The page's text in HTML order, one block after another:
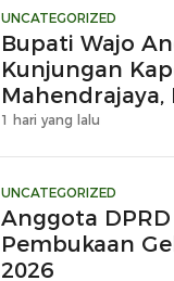
UNCATEGORIZED
Bupati Wajo
Kunjungan
Sinergi
1 hari yang lalu
UNCATEGORIZED
Anggota
Pembukaan
2026